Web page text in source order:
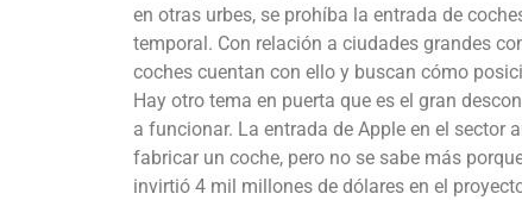
en otras urbes, se prohíba la entrada de
temporal. Con relación a ciudades grandes
coches cuentan con ello y buscan cómo
Hay otro tema en puerta que es el gran
a funcionar. La entrada de Apple en el
fabricar un coche, pero no se sabe más
invirtió 4 mil millones de dólares en el